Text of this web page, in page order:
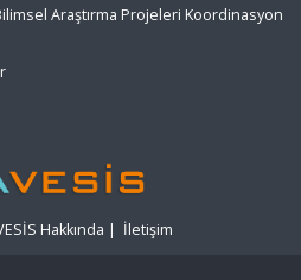
Araştırma Projeleri Koordinasyon
Hakkında | İletişim